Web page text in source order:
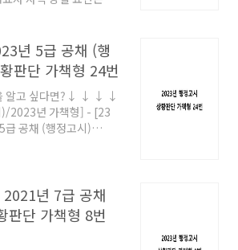
대표자가 될 수 없
자는 서류 제출 마감일
민등록을 마친 후 계속
야 한다. B동에 2022. 7.
은 2023. 1. 28.은 되어
1. 2.에는 아직 6개월이
년 5급 공채 (행
판단 가책형 24번
알고 싶다면?↓ ↓ ↓ ↓
2023년 가책형] - [23
공채 (행정고시)
주민대표자들은 각 동
(X) 제3항) 동대표자
출 마감일을 기준으로
년 7급 공채
판단 가책형 8번